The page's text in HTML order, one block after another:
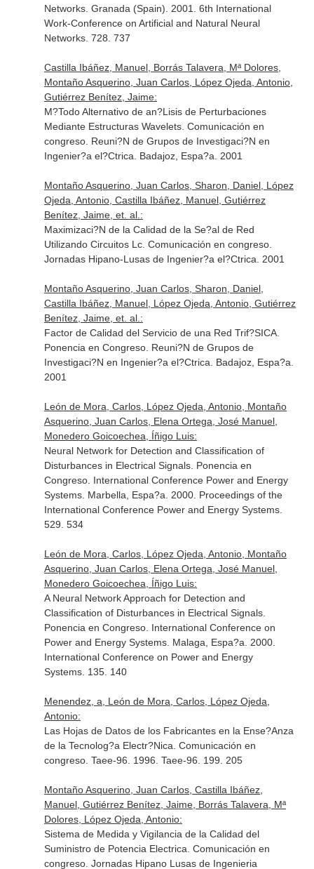
Networks. Granada (Spain). 2001. 6th International
Work-Conference on Artificial and Natural Neural
Networks. 728. 737
Castilla Ibáñez, Manuel, Borrás Talavera, Mª Dolores,
Montaño Asquerino, Juan Carlos, López Ojeda, Antonio,
Gutiérrez Benítez, Jaime:
M?Todo Alternativo de an?Lisis de Perturbaciones
Mediante Estructuras Wavelets. Comunicación en
congreso. Reuni?N de Grupos de Investigaci?N en
Ingenier?a el?Ctrica. Badajoz, Espa?a. 2001
Montaño Asquerino, Juan Carlos, Sharon, Daniel, López
Ojeda, Antonio, Castilla Ibáñez, Manuel, Gutiérrez
Benítez, Jaime, et. al.:
Maximizaci?N de la Calidad de la Se?al de Red
Utilizando Circuitos Lc. Comunicación en congreso.
Jornadas Hipano-Lusas de Ingenier?a el?Ctrica. 2001
Montaño Asquerino, Juan Carlos, Sharon, Daniel,
Castilla Ibáñez, Manuel, López Ojeda, Antonio, Gutiérrez
Benítez, Jaime, et. al.:
Factor de Calidad del Servicio de una Red Trif?SICA.
Ponencia en Congreso. Reuni?N de Grupos de
Investigaci?N en Ingenier?a el?Ctrica. Badajoz, Espa?a.
2001
León de Mora, Carlos, López Ojeda, Antonio, Montaño
Asquerino, Juan Carlos, Elena Ortega, José Manuel,
Monedero Goicoechea, Íñigo Luis:
Neural Network for Detection and Classification of
Disturbances in Electrical Signals. Ponencia en
Congreso. International Conference Power and Energy
Systems. Marbella, Espa?a. 2000. Proceedings of the
International Conference Power and Energy Systems.
529. 534
León de Mora, Carlos, López Ojeda, Antonio, Montaño
Asquerino, Juan Carlos, Elena Ortega, José Manuel,
Monedero Goicoechea, Íñigo Luis:
A Neural Network Approach for Detection and
Classification of Disturbances in Electrical Signals.
Ponencia en Congreso. International Conference on
Power and Energy Systems. Malaga, Espa?a. 2000.
International Conference on Power and Energy
Systems. 135. 140
Menendez, a, León de Mora, Carlos, López Ojeda,
Antonio:
Las Hojas de Datos de los Fabricantes en la Ense?Anza
de la Tecnolog?a Electr?Nica. Comunicación en
congreso. Taee-96. 1996. Taee-96. 199. 205
Montaño Asquerino, Juan Carlos, Castilla Ibáñez,
Manuel, Gutiérrez Benítez, Jaime, Borrás Talavera, Mª
Dolores, López Ojeda, Antonio:
Sistema de Medida y Vigilancia de la Calidad del
Suministro de Potencia Electrica. Comunicación en
congreso. Jornadas Hipano Lusas de Ingenieria